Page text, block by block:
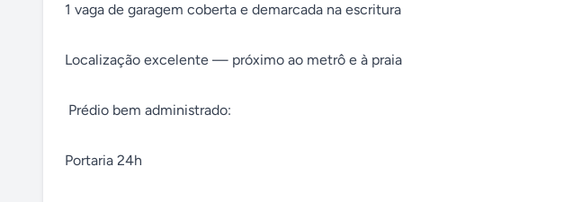
1 vaga de garagem coberta e demarcada na escritura
Localização excelente — próximo ao metrô e à praia
Portaria 24h